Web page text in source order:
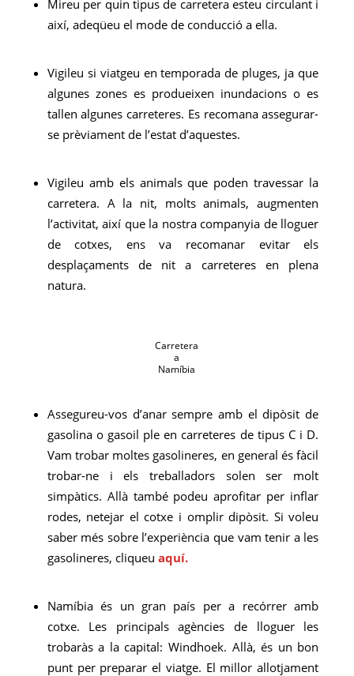
Mireu per quin tipus de carretera esteu circulant i
així, adeqüeu el mode de conducció a ella.
Vigileu si viatgeu en temporada de pluges, ja que
algunes zones es produeixen inundacions o es
tallen algunes carreteres. Es recomana assegurar-
se prèviament de l’estat d’aquestes.
Vigileu amb els animals que poden travessar la
carretera. A la nit, molts animals, augmenten
l’activitat, així que la nostra companyia de lloguer
de cotxes, ens va recomanar evitar els
desplaçaments de nit a carreteres en plena
natura.
Carretera
a
Namíbia
Assegureu-vos d’anar sempre amb el dipòsit de
gasolina o gasoil ple en carreteres de tipus C i D.
Vam trobar moltes gasolineres, en general és fàcil
trobar-ne i els treballadors solen ser molt
simpàtics. Allà també podeu aprofitar per inflar
rodes, netejar el cotxe i omplir dipòsit. Si voleu
saber més sobre l’experiència que vam tenir a les
gasolineres, cliqueu aquí.
Namíbia és un gran país per a recórrer amb
cotxe. Les principals agències de lloguer les
trobaràs a la capital: Windhoek. Allà, és un bon
punt per preparar el viatge. El millor allotjament